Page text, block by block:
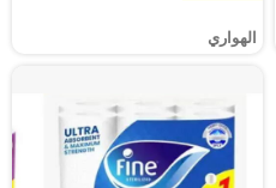
الهواري